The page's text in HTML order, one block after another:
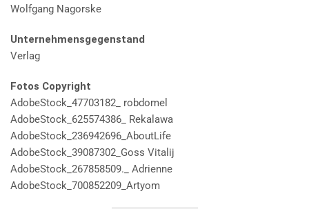
Wolfgang Nagorske
Unternehmensgegenstand
Verlag
Fotos Copyright
AdobeStock_47703182_ robdomel
AdobeStock_625574386_ Rekalawa
AdobeStock_236942696_AboutLife
AdobeStock_39087302_Goss Vitalij
AdobeStock_267858509._ Adrienne
AdobeStock_700852209_Artyom